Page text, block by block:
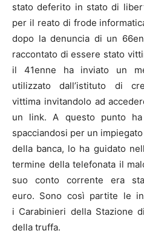
stato deferito in stato di
per il reato di frode
dopo la denuncia di un
raccontato di essere stato
il 41enne ha inviato un
utilizzato dall’istituto di
vittima invitandolo ad
un link. A questo punto
spacciandosi per un impiegato
della banca, lo ha guidato
termine della telefonata il
suo conto corrente era
euro. Sono così partite le
i Carabinieri della Stazione
della truffa.